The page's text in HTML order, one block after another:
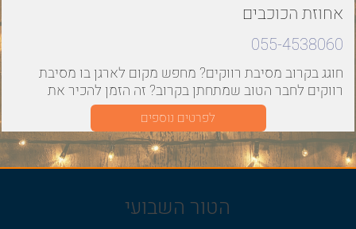
אחוזת הכוכבים
055-4538060
חוגג בקרוב מסיבת רווקים? מחפש מקום לארגן בו מסיבת
רווקים לחבר הטוב שמתחתן בקרוב? זה הזמן להכיר את
אחוזת הכוכבים – אחוזה מפוארת ומפנקת למסיבת הרווקים
לפרטים נוספים
הטור השבועי